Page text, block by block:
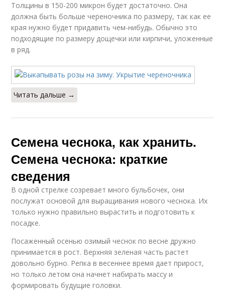
Толщины в 150-200 микрон будет достаточно. Она
должна быть больше череночника по размеру, так как ее
края нужно будет придавить чем-нибудь. Обычно это
подходящие по размеру дощечки или кирпичи, уложенные
в ряд.
Читать дальше →
Семена чеснока, как хранить.
Семена чеснока: краткие
сведения
В одной стрелке созревает много бульбочек, они
послужат основой для выращивания нового чеснока. Их
только нужно правильно вырастить и подготовить к
посадке.
Посаженный осенью озимый чеснок по весне дружно
принимается в рост. Верхняя зеленая часть растет
довольно бурно. Репка в весеннее время дает прирост,
но только летом она начнет набирать массу и
формировать будущие головки.